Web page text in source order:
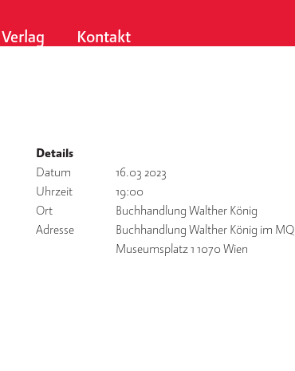
Verlag Kontakt
Details
Datum
16.03 2023
Uhrzeit
19:00
Ort
Buchhandlung Walther König
Adresse
Buchhandlung Walther König im MQ
Museumsplatz 1 1070 Wien